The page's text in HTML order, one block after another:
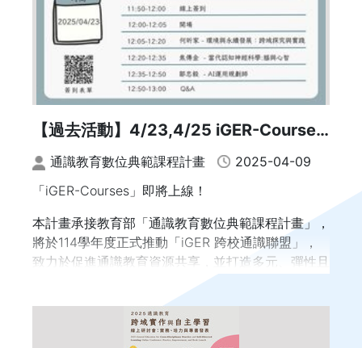
【過去活動】4/23,4/25 iGER-Courses
數位典範課程選用線上說明會
通識教育數位典範課程計畫
2025-04-09
「iGER-Courses」即將上線！
本計畫承接教育部「通識教育數位典範課程計畫」，
將於114學年度正式推動「iGER 跨校通識聯盟」，
致力於促進通識教育資源共享，並打造多元、彈性且
為協助各校教師與行政同仁全面了解「iGER 跨校通
識聯盟」之規劃方向與課程內容，